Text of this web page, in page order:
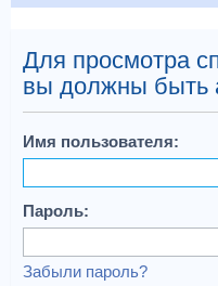
Для просмотра
вы должны быть
Имя пользователя:
Пароль:
Забыли пароль?